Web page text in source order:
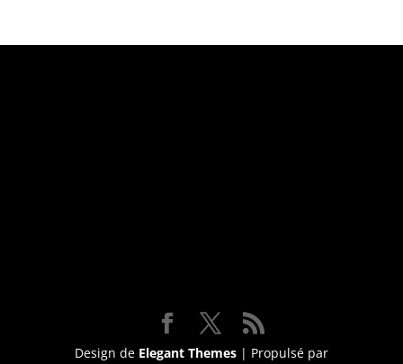
Design de Elegant Themes| Propulsé par